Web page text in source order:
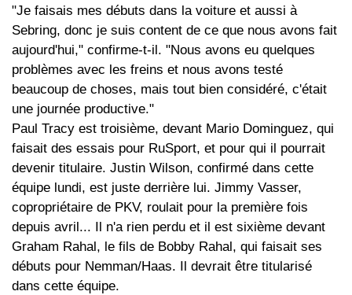
"Je faisais mes débuts dans la voiture et aussi à
Sebring, donc je suis content de ce que nous avons fait
aujourd'hui," confirme-t-il. "Nous avons eu quelques
problèmes avec les freins et nous avons testé
beaucoup de choses, mais tout bien considéré, c'était
une journée productive."
Paul Tracy est troisième, devant Mario Dominguez, qui
faisait des essais pour RuSport, et pour qui il pourrait
devenir titulaire. Justin Wilson, confirmé dans cette
équipe lundi, est juste derrière lui. Jimmy Vasser,
copropriétaire de PKV, roulait pour la première fois
depuis avril... Il n'a rien perdu et il est sixième devant
Graham Rahal, le fils de Bobby Rahal, qui faisait ses
débuts pour Nemman/Haas. Il devrait être titularisé
dans cette équipe.